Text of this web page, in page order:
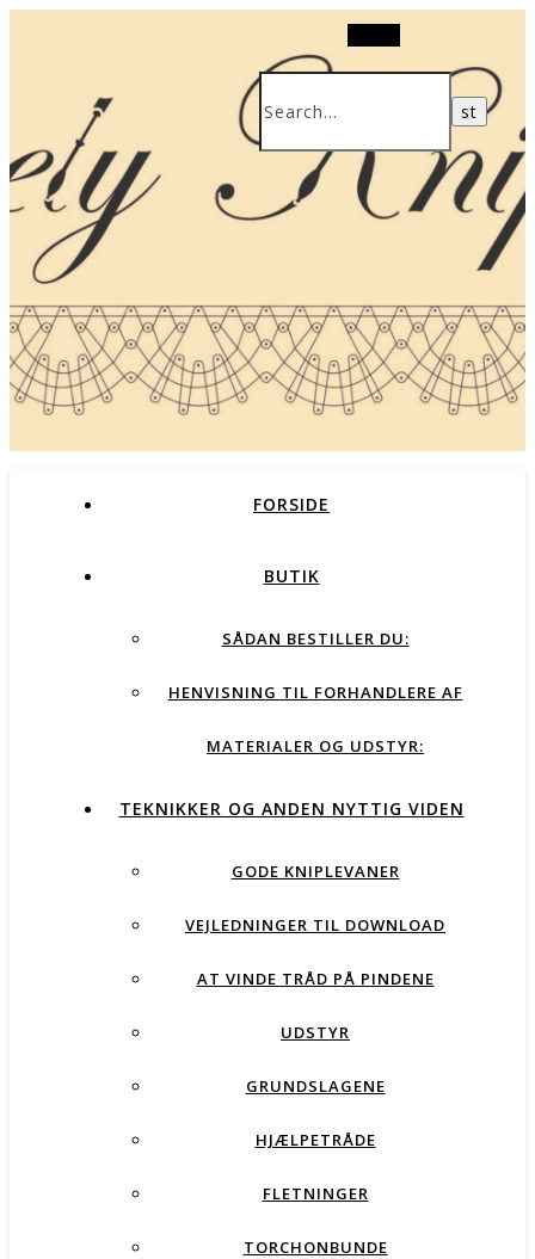
FORSIDE
BUTIK
SÅDAN BESTILLER DU:
HENVISNING TIL FORHANDLERE AF
MATERIALER OG UDSTYR:
TEKNIKKER OG ANDEN NYTTIG VIDEN
GODE KNIPLEVANER
VEJLEDNINGER TIL DOWNLOAD
AT VINDE TRÅD PÅ PINDENE
UDSTYR
GRUNDSLAGENE
HJÆLPETRÅDE
FLETNINGER
TORCHONBUNDE